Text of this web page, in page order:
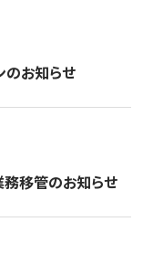
お知らせ
務移管のお知らせ